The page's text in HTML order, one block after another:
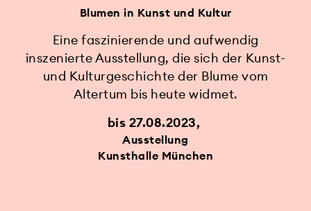
Blumen in Kunst und Kultur
Eine faszinierende und aufwendig
inszenierte Ausstellung, die sich der Kunst-
und Kulturgeschichte der Blume vom
Altertum bis heute widmet.
bis 27.08.2023
Ausstellung
Kunsthalle München